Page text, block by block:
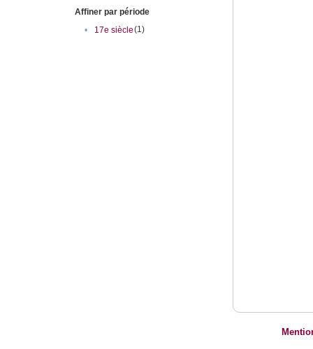
Affiner par période
•
17e siècle(1)